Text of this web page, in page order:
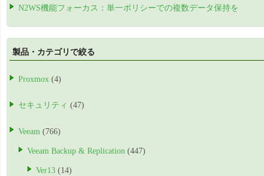
N2WS機能フォーカス：単一ポリシーでの複数データ保持を
製品・カテゴリで絞る
Proxmox (4)
セキュリティ (47)
Veeam (766)
Veeam Backup & Replication (447)
Ver13 (14)